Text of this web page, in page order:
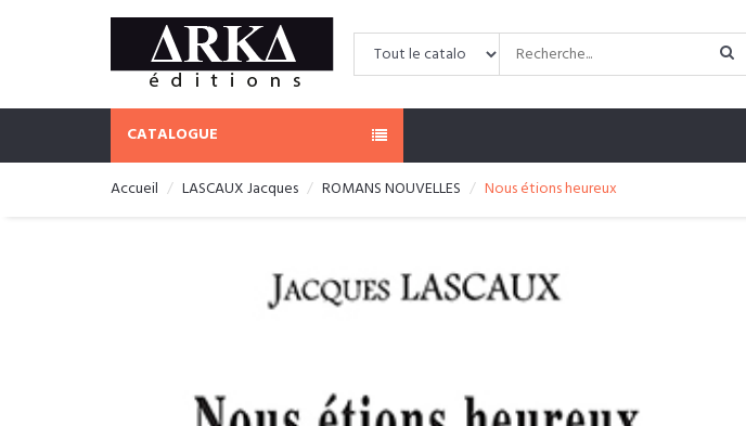
CATALOGUE
Accueil LASCAUX Jacques ROMANS NOUVELLES Nous étions heureux